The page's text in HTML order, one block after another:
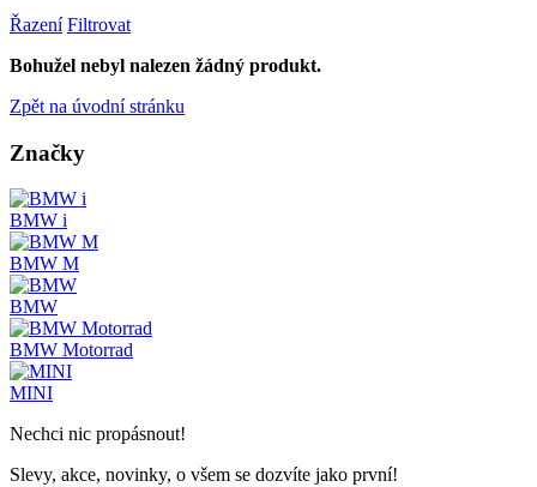
Řazení Filtrovat
Bohužel nebyl nalezen žádný produkt.
Zpět na úvodní stránku
Značky
BMW i
BMW M
BMW
BMW Motorrad
MINI
Nechci nic propásnout!
Slevy, akce, novinky, o všem se dozvíte jako první!